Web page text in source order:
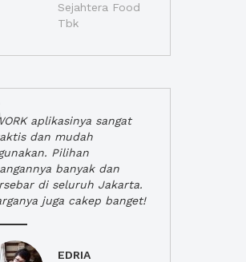
Sejahtera Food
Tbk
aplikasinya sangat
dan mudah
Pilihan
banyak dan
di seluruh Jakarta.
juga cakep banget!
EDRIA